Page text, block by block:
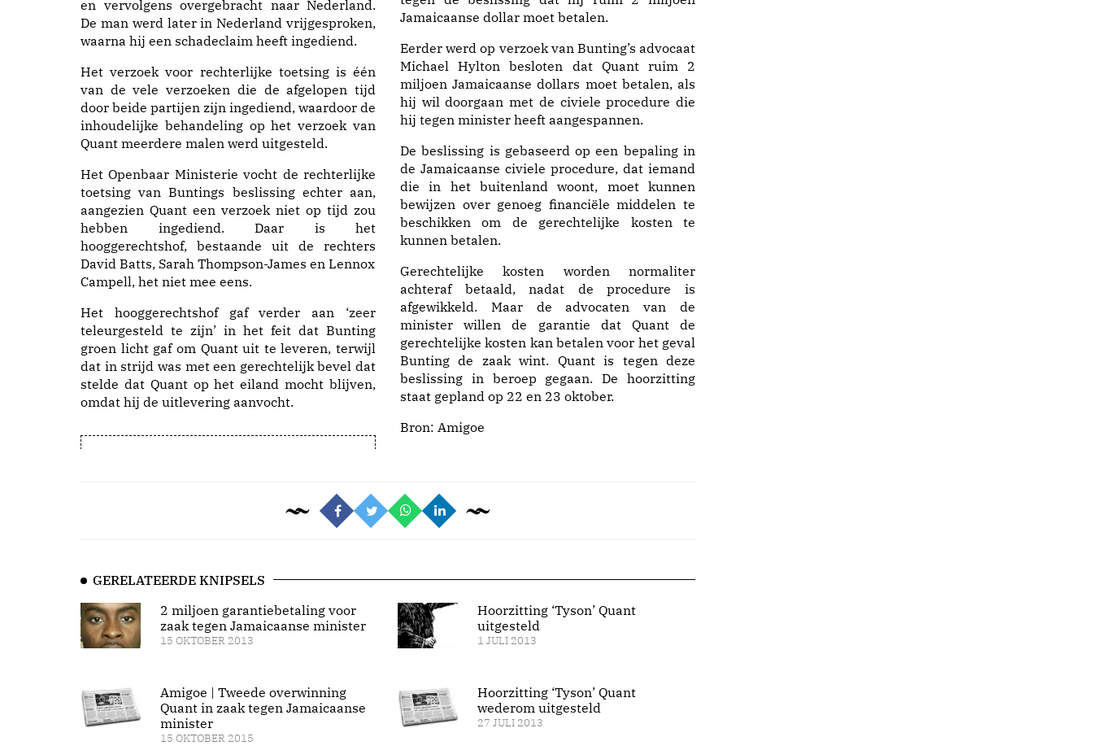
en vervolgens overgebracht naar Nederland.
De man werd later in Nederland vrijgesproken,
waarna hij een schadeclaim heeft ingediend.
Het verzoek voor rechterlijke toetsing is één
van de vele verzoeken die de afgelopen tijd
door beide partijen zijn ingediend, waardoor de
inhoudelijke behandeling op het verzoek van
Quant meerdere malen werd uitgesteld.
Het Openbaar Ministerie vocht de rechterlijke
toetsing van Buntings beslissing echter aan,
aangezien Quant een verzoek niet op tijd zou
hebben ingediend. Daar is het
hooggerechtshof, bestaande uit de rechters
David Batts, Sarah Thompson-James en Lennox
Campell, het niet mee eens.
Het hooggerechtshof gaf verder aan ‘zeer
teleurgesteld te zijn’ in het feit dat Bunting
groen licht gaf om Quant uit te leveren, terwijl
dat in strijd was met een gerechtelijk bevel dat
stelde dat Quant op het eiland mocht blijven,
omdat hij de uitlevering aanvocht.
Jamaicaanse dollar moet betalen.
Eerder werd op verzoek van Bunting’s advocaat
Michael Hylton besloten dat Quant ruim 2
miljoen Jamaicaanse dollars moet betalen, als
hij wil doorgaan met de civiele procedure die
hij tegen minister heeft aangespannen.
De beslissing is gebaseerd op een bepaling in
de Jamaicaanse civiele procedure, dat iemand
die in het buitenland woont, moet kunnen
bewijzen over genoeg financiële middelen te
beschikken om de gerechtelijke kosten te
kunnen betalen.
Gerechtelijke kosten worden normaliter
achteraf betaald, nadat de procedure is
afgewikkeld. Maar de advocaten van de
minister willen de garantie dat Quant de
gerechtelijke kosten kan betalen voor het geval
Bunting de zaak wint. Quant is tegen deze
beslissing in beroep gegaan. De hoorzitting
staat gepland op 22 en 23 oktober.
Bron: Amigoe
GERELATEERDE KNIPSELS
2 miljoen garantiebetaling voor
zaak tegen Jamaicaanse minister
15 OKTOBER 2013
Amigoe | Tweede overwinning
Quant in zaak tegen Jamaicaanse
minister
15 OKTOBER 2015
Hoorzitting ‘Tyson’ Quant
uitgesteld
1 JULI 2013
Hoorzitting ‘Tyson’ Quant
wederom uitgesteld
27 JULI 2013